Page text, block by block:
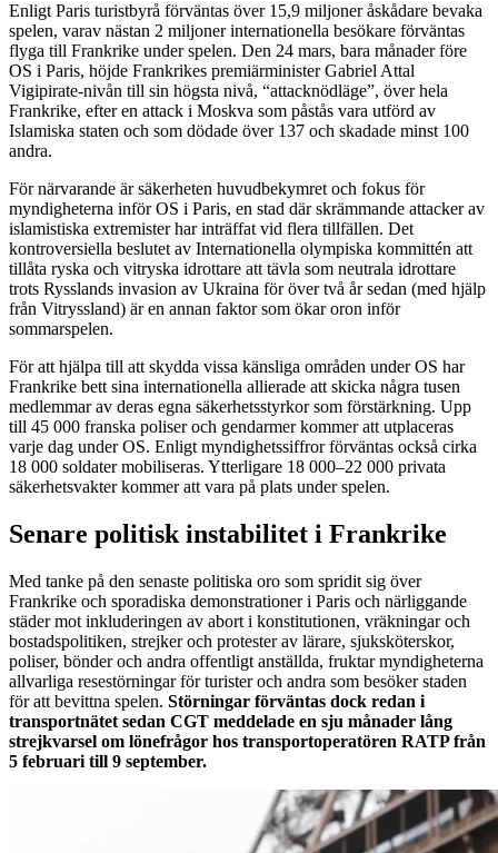
Enligt Paris turistbyrå förväntas över 15,9 miljoner åskådare bevaka
spelen, varav nästan 2 miljoner internationella besökare förväntas
flyga till Frankrike under spelen. Den 24 mars, bara månader före
OS i Paris, höjde Frankrikes premiärminister Gabriel Attal
Vigipirate-nivån till sin högsta nivå, “attacknödläge”, över hela
Frankrike, efter en attack i Moskva som påstås vara utförd av
Islamiska staten och som dödade över 137 och skadade minst 100
andra.
För närvarande är säkerheten huvudbekymret och fokus för
myndigheterna inför OS i Paris, en stad där skrämmande attacker av
islamistiska extremister har inträffat vid flera tillfällen. Det
kontroversiella beslutet av Internationella olympiska kommittén att
tillåta ryska och vitryska idrottare att tävla som neutrala idrottare
trots Rysslands invasion av Ukraina för över två år sedan (med hjälp
från Vitryssland) är en annan faktor som ökar oron inför
sommarspelen.
För att hjälpa till att skydda vissa känsliga områden under OS har
Frankrike bett sina internationella allierade att skicka några tusen
medlemmar av deras egna säkerhetsstyrkor som förstärkning. Upp
till 45 000 franska poliser och gendarmer kommer att utplaceras
varje dag under OS. Enligt myndighetssiffror förväntas också cirka
18 000 soldater mobiliseras. Ytterligare 18 000–22 000 privata
säkerhetsvakter kommer att vara på plats under spelen.
Senare politisk instabilitet i Frankrike
Med tanke på den senaste politiska oro som spridit sig över
Frankrike och sporadiska demonstrationer i Paris och närliggande
städer mot inkluderingen av abort i konstitutionen, vräkningar och
bostadspolitiken, strejker och protester av lärare, sjuksköterskor,
poliser, bönder och andra offentligt anställda, fruktar myndigheterna
allvarliga resestörningar för turister och andra som besöker staden
för att bevittna spelen. Störningar förväntas dock redan i
transportnätet sedan CGT meddelade en sju månader lång
strejkvarsel om lönefrågor hos transportoperatören RATP från
5 februari till 9 september.